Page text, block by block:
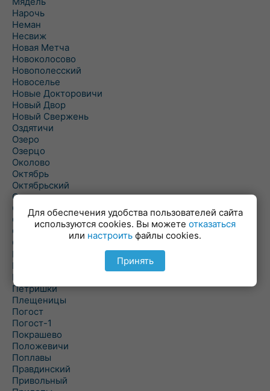
Нарочь
Неман
Несвиж
Новая Метча
Новоколосово
Новополесский
Новоселье
Новые Докторовичи
Новый Двор
Новый Свержень
Оздятичи
Озеро
Озерцо
Околово
Октябрь
Октябрьский
Олехновичи
Омговичи
Оношки
Осовец
Острошицкий Городок
Пасека
Пастовичи
Першаи
Петришки
Плещеницы
Погост
Погост-1
Покрашево
Положевичи
Поплавы
Правдинский
Привольный
Для обеспечения удобства пользователей сайта
используются cookies. Вы можете отказаться
или настроить файлы cookies.
Принять